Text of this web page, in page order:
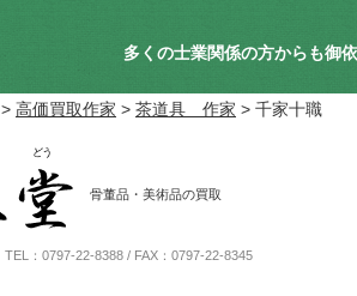
多くの士業関係の方からも御
> 高価買取作家 > 茶道具 作家 > 千家十職
骨董品・美術品の買取
TEL：0797-22-8388 / FAX：0797-22-8345